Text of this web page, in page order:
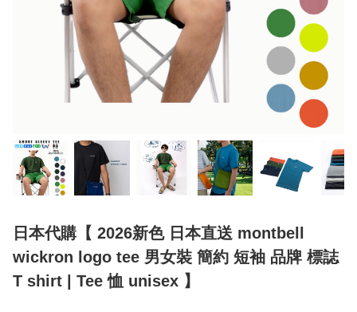
日本代購【 2026新色 日本直送 montbell
wickron logo tee 男女裝 簡約 短袖 品牌 標誌
T shirt | Tee 恤 unisex 】